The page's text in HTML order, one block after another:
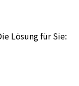
Lösung für Sie: